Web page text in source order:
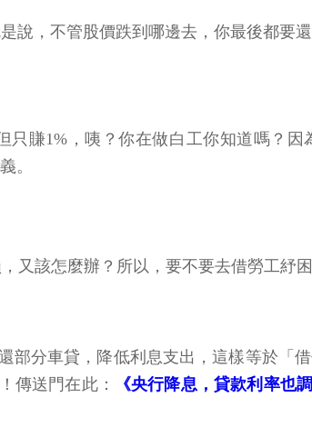
，不管股價跌到哪邊去，你最後都要還
賺1%，咦？你在做白工你知道嗎？因
。
該怎麼辦？所以，要不要去借勞工紓
分車貸，降低利息支出，這樣等於「
傳送門在此：
《央行降息，貸款利率也